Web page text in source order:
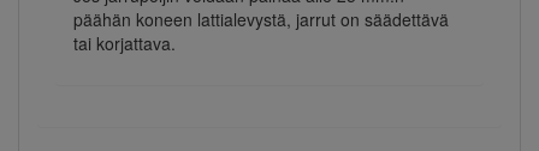
päähän koneen lattialevystä, jarrut on säädettävä
tai korjattava.